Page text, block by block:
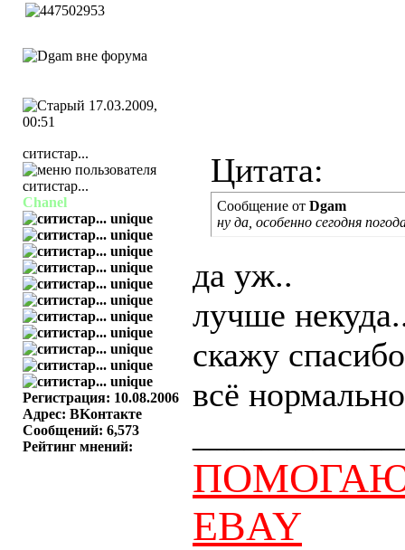
17.03.2009,
00:51
ситистар...
Chanel
Регистрация: 10.08.2006
Адрес: BKонтактe
Сообщений: 6,573
Рейтинг мнений:
Цитата:
Сообщение от Dgam
ну да, особенно сегодня
да уж..
лучше
скажу
всё
ПОМОГАЮ
EBAY